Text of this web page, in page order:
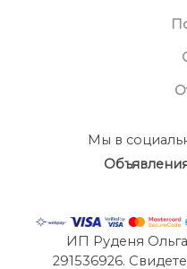
Мы в
ИП Руденя
291536926.